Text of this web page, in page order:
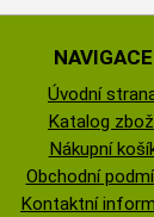
NAVIGACE
Úvodní
Katalog
Nákupní
Obchodní
Kontaktní